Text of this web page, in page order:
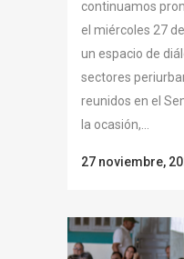
continuamos
el miércoles 27
un espacio de
sectores
reunidos en el
la ocasión,...
27 noviembre,